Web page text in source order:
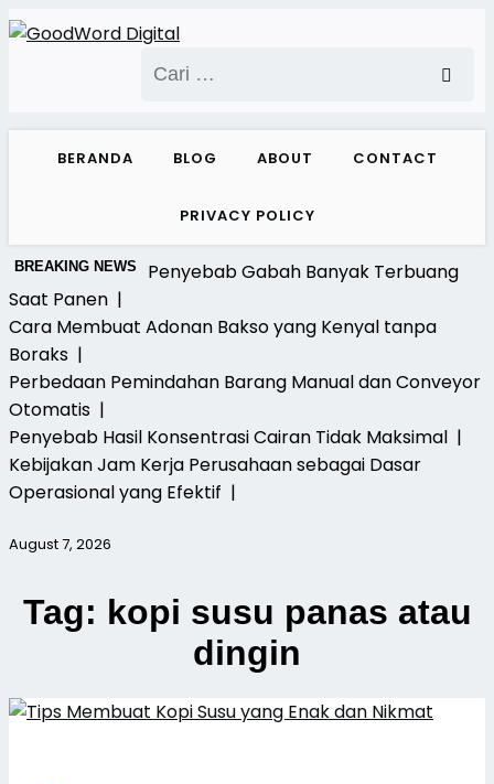
Skip
untuk:
BERANDA BLOG ABOUT CONTACT
PRIVACY POLICY
BREAKING NEWS
Penyebab Gabah Banyak Terbuang
Saat Panen |
Cara Membuat Adonan Bakso yang Kenyal tanpa
Boraks |
Perbedaan Pemindahan Barang Manual dan Conveyor
Otomatis |
Penyebab Hasil Konsentrasi Cairan Tidak Maksimal |
Kebijakan Jam Kerja Perusahaan sebagai Dasar
Operasional yang Efektif |
August 7, 2026
Tag: kopi susu panas atau
dingin